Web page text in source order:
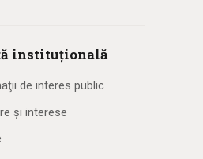
instituțională
de interes public
și interese